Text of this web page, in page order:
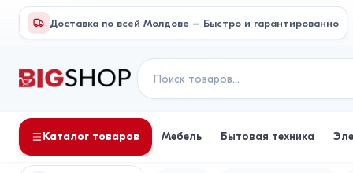
Доставка по всей Молдове – Быстро и гарантированно
Каталог товаров Мебель Бытовая техника